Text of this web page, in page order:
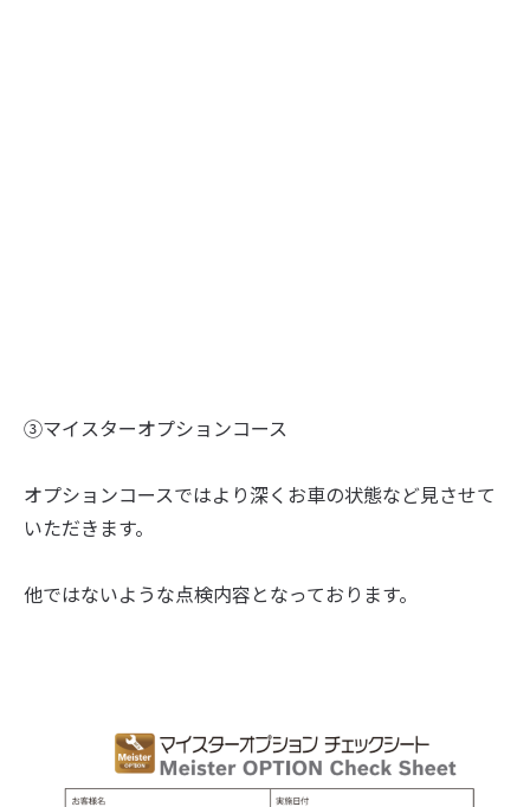
③マイスターオプションコース
オプションコースではより深くお車の状態など見させて
いただきます。
他ではないような点検内容となっております。